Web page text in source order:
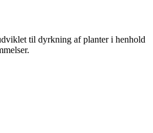
til dyrkning af planter i henhold